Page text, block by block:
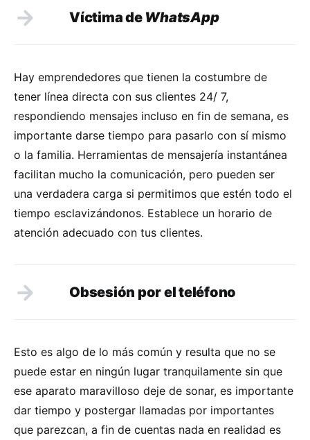
Víctima de WhatsApp
Hay emprendedores que tienen la costumbre de
tener línea directa con sus clientes 24/ 7,
respondiendo mensajes incluso en fin de semana, es
importante darse tiempo para pasarlo con sí mismo
o la familia. Herramientas de mensajería instantánea
facilitan mucho la comunicación, pero pueden ser
una verdadera carga si permitimos que estén todo el
tiempo esclavizándonos. Establece un horario de
atención adecuado con tus clientes.
Obsesión por el teléfono
Esto es algo de lo más común y resulta que no se
puede estar en ningún lugar tranquilamente sin que
ese aparato maravilloso deje de sonar, es importante
dar tiempo y postergar llamadas por importantes
que parezcan, a fin de cuentas nada en realidad es